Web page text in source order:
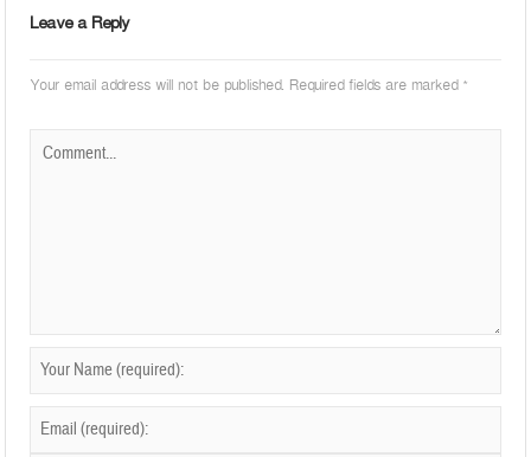
Leave a Reply
Your email address will not be published. Required fields are marked *